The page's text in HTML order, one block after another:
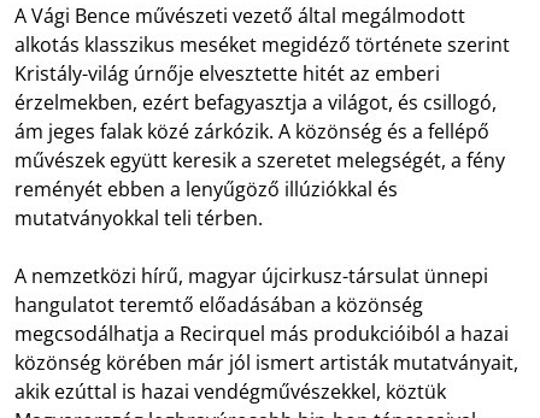
A Vági Bence művészeti vezető által megálmodott
alkotás klasszikus meséket megidéző története szerint
Kristály-világ úrnője elvesztette hitét az emberi
érzelmekben, ezért befagyasztja a világot, és csillogó,
ám jeges falak közé zárkózik. A közönség és a fellépő
művészek együtt keresik a szeretet melegségét, a fény
reményét ebben a lenyűgöző illúziókkal és
mutatványokkal teli térben.
A nemzetközi hírű, magyar újcirkusz-társulat ünnepi
hangulatot teremtő előadásában a közönség
megcsodálhatja a Recirquel más produkcióiból a hazai
közönség körében már jól ismert artisták mutatványait,
akik ezúttal is hazai vendégművészekkel, köztük